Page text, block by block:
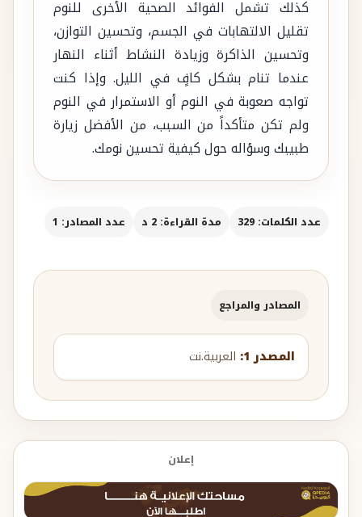
كذلك تشمل الفوائد الصحية الأخرى للنوم
تقليل الالتهابات في الجسم، وتحسين التوازن،
وتحسين الذاكرة وزيادة النشاط أثناء النهار
عندما تنام بشكل كافٍ في الليل. وإذا كنت
تواجه صعوبة في النوم أو الاستمرار في النوم
ولم تكن متأكداً من السبب، من الأفضل زيارة
طبيبك وسؤاله حول كيفية تحسين نومك.
عدد الكلمات: 329 مدة القراءة: 2 د عدد المصادر: 1
المصادر والمراجع
المصدر 1: العربية.نت
إعلان